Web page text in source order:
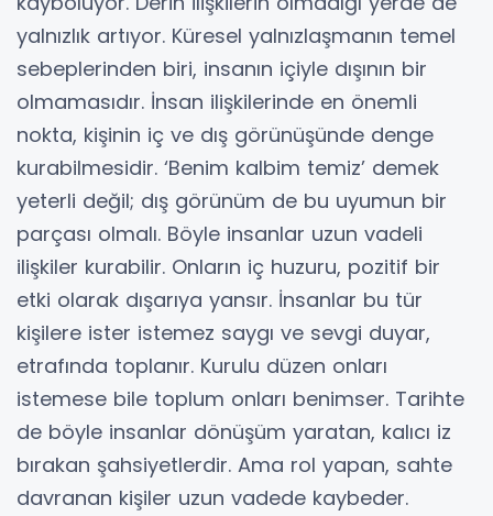
yalnızlık artıyor. Küresel yalnızlaşmanın temel
sebeplerinden biri, insanın içiyle dışının bir
olmamasıdır. İnsan ilişkilerinde en önemli
nokta, kişinin iç ve dış görünüşünde denge
kurabilmesidir. ‘Benim kalbim temiz’ demek
yeterli değil; dış görünüm de bu uyumun bir
parçası olmalı. Böyle insanlar uzun vadeli
ilişkiler kurabilir. Onların iç huzuru, pozitif bir
etki olarak dışarıya yansır. İnsanlar bu tür
kişilere ister istemez saygı ve sevgi duyar,
etrafında toplanır. Kurulu düzen onları
istemese bile toplum onları benimser. Tarihte
de böyle insanlar dönüşüm yaratan, kalıcı iz
bırakan şahsiyetlerdir. Ama rol yapan, sahte
davranan kişiler uzun vadede kaybeder.